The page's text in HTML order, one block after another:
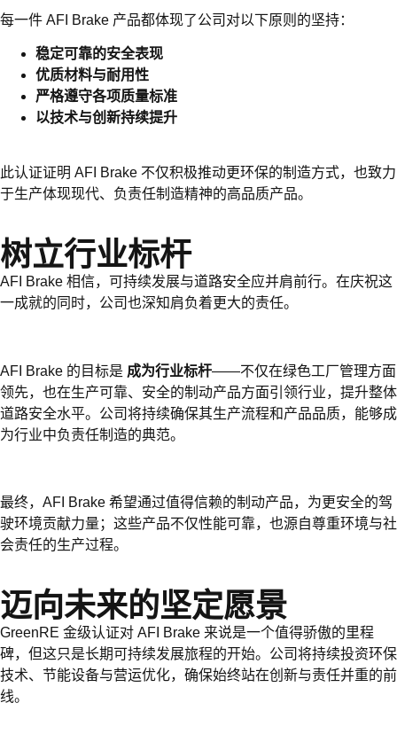
每一件 AFI Brake 产品都体现了公司对以下原则的坚持：
稳定可靠的安全表现
优质材料与耐用性
严格遵守各项质量标准
以技术与创新持续提升
此认证证明 AFI Brake 不仅积极推动更环保的制造方式，也致力
于生产体现现代、负责任制造精神的高品质产品。
树立行业标杆
AFI Brake 相信，可持续发展与道路安全应并肩前行。在庆祝这
一成就的同时，公司也深知肩负着更大的责任。
AFI Brake 的目标是 成为行业标杆——不仅在绿色工厂管理方面
领先，也在生产可靠、安全的制动产品方面引领行业，提升整体
道路安全水平。公司将持续确保其生产流程和产品品质，能够成
为行业中负责任制造的典范。
最终，AFI Brake 希望通过值得信赖的制动产品，为更安全的驾
驶环境贡献力量；这些产品不仅性能可靠，也源自尊重环境与社
会责任的生产过程。
迈向未来的坚定愿景
GreenRE 金级认证对 AFI Brake 来说是一个值得骄傲的里程
碑，但这只是长期可持续发展旅程的开始。公司将持续投资环保
技术、节能设备与营运优化，确保始终站在创新与责任并重的前
线。